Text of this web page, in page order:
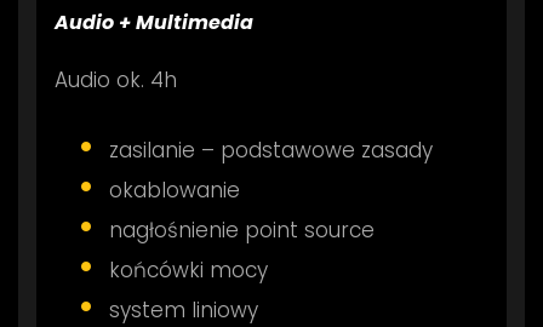
Audio + Multimedia
Audio ok. 4h
zasilanie – podstawowe zasady
okablowanie
nagłośnienie point source
końcówki mocy
system liniowy